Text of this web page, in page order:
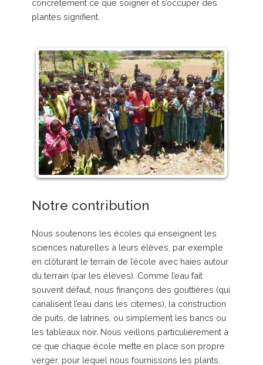
concrètement ce que soigner et s’occuper des
plantes signifient.
Notre contribution
Nous soutenons les écoles qui enseignent les
sciences naturelles à leurs élèves, par exemple
en clôturant le terrain de l’école avec haies autour
du terrain (par les élèves). Comme l’eau fait
souvent défaut, nous finançons des gouttières (qui
canalisent l’eau dans les citernes), la construction
de puits, de latrines, ou simplement les bancs ou
les tableaux noir. Nous veillons particulièrement à
ce que chaque école mette en place son propre
verger, pour lequel nous fournissons les plants.